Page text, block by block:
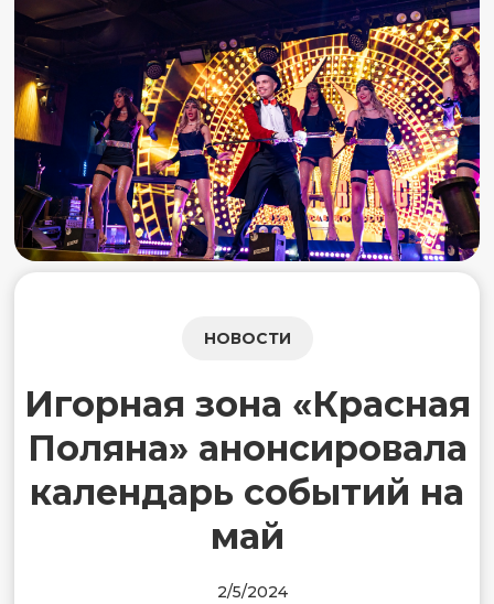
НОВОСТИ
Игорная зона «Красная
Поляна» анонсировала
календарь событий на
май
2/5/2024